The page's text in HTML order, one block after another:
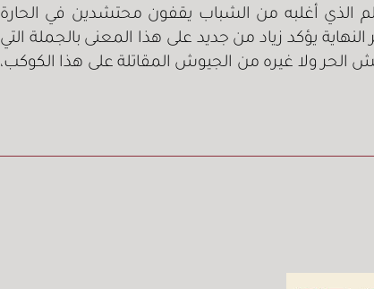
الذي أغلبه من الشباب يقفون محتشدين في الحارة
يؤكد زياد من جديد على هذا المعنى بالجملة التي
ولا غيره من الجيوش المقاتلة على هذا الكوكب،